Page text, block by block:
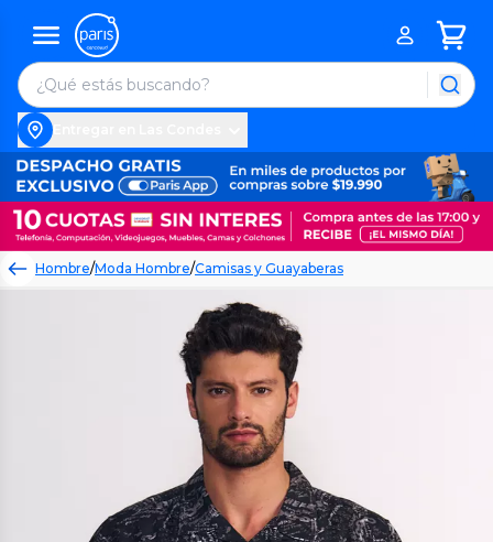
Hombre/Moda Hombre/Camisas y Guayaberas